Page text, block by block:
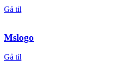
Gå til
Mslogo
Gå til